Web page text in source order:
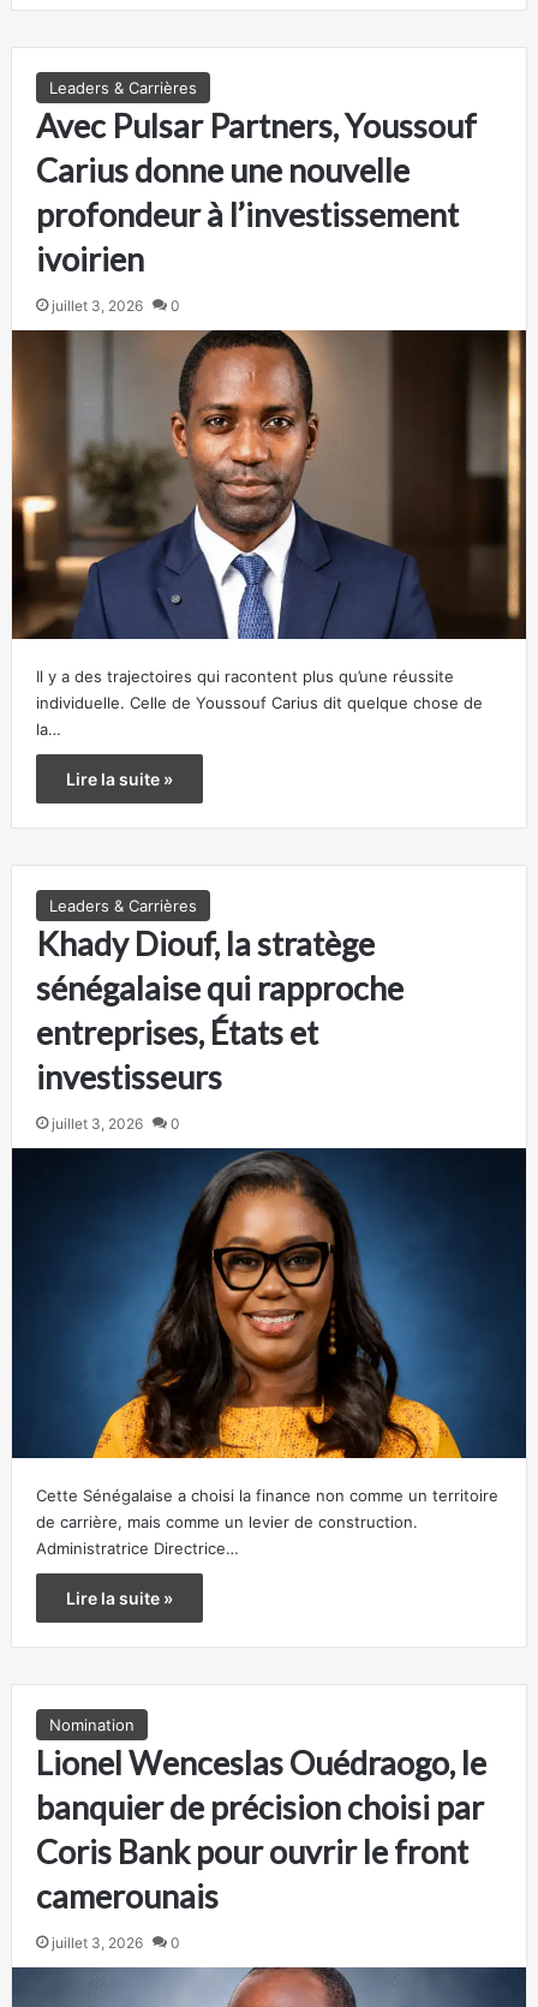
Leaders & Carrières
Avec Pulsar Partners, Youssouf
Carius donne une nouvelle
profondeur à l’investissement
ivoirien
juillet 3, 2026 0
Il y a des trajectoires qui racontent plus qu’une réussite
individuelle. Celle de Youssouf Carius dit quelque chose de
la…
Lire la suite »
Leaders & Carrières
Khady Diouf, la stratège
sénégalaise qui rapproche
entreprises, États et
investisseurs
juillet 3, 2026 0
Cette Sénégalaise a choisi la finance non comme un territoire
de carrière, mais comme un levier de construction.
Administratrice Directrice…
Lire la suite »
Nomination
Lionel Wenceslas Ouédraogo, le
banquier de précision choisi par
Coris Bank pour ouvrir le front
camerounais
juillet 3, 2026 0